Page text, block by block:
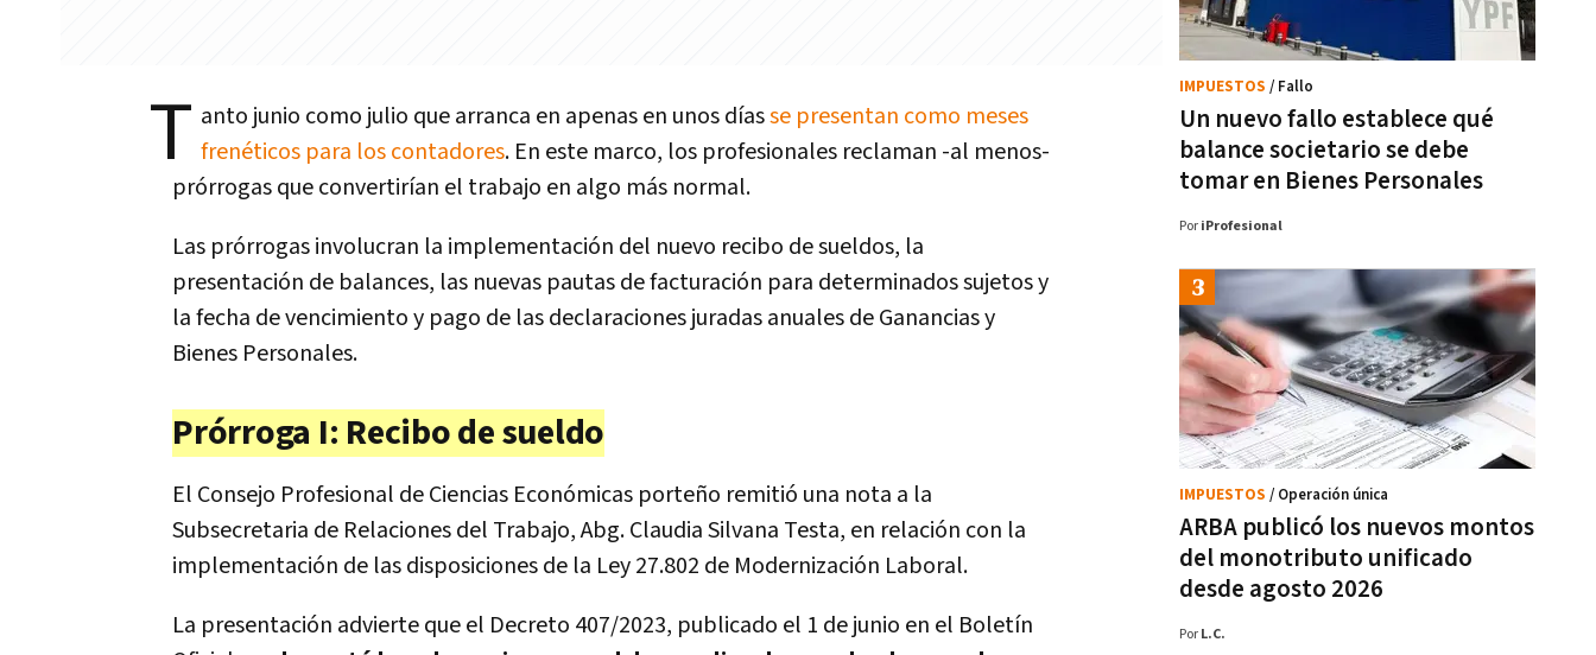
T anto junio como julio que arranca en apenas en unos díasse presentan como meses
frenéticos para los contadores. En este marco, los profesionales reclaman -al menos-
prórrogas que convertirían el trabajo en algo más normal.
Las prórrogas involucran la implementación del nuevo recibo de sueldos, la
presentación de balances, las nuevas pautas de facturación para determinados sujetos y
la fecha de vencimiento y pago de las declaraciones juradas anuales de Ganancias y
Bienes Personales.
Prórroga I: Recibo de sueldo
El Consejo Profesional de Ciencias Económicas porteño remitió una nota a la
Subsecretaria de Relaciones del Trabajo, Abg. Claudia Silvana Testa, en relación con la
implementación de las disposiciones de la Ley 27.802 de Modernización Laboral.
La presentación advierte que el Decreto 407/2023, publicado el 1 de junio en el Boletín
Un nuevo fallo establece qué
balance societario se debe
tomar en Bienes Personales
IMPUESTOS / Fallo
Por iProfesional
ARBA publicó los nuevos montos
del monotributo unificado
desde agosto 2026
IMPUESTOS / Operación única
Por L.C.